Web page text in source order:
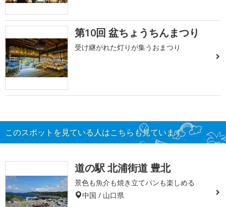
第10回 盆ちょうちんまつり
受け継がれた灯りが集うおまつり
このスポットを見ている人はこちらも見ています
道の駅 北浦街道 豊北
景色も魚介も焼き立てパンも楽しめる
中国 / 山口県